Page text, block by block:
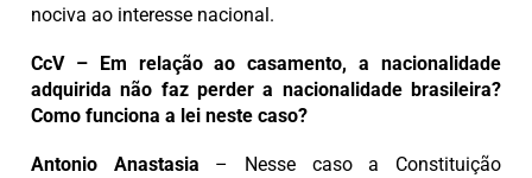
nociva ao interesse nacional.
CcV – Em relação ao casamento, a nacionalidade
adquirida não faz perder a nacionalidade brasileira?
Como funciona a lei neste caso?
Antonio Anastasia – Nesse caso a Constituição